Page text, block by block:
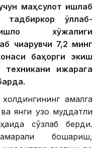
маҳсулот ишлаб
тадбиркор қўллаб-
хўжалиги
чиқарувчи 7,2 минг
баҳорги экиш
ижарага
амалга
янги узоқ муддатли
сўзлаб берди.
бошқариш,